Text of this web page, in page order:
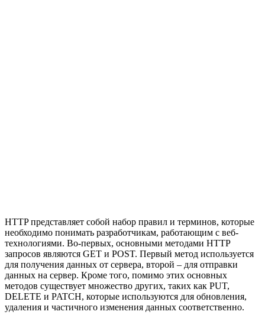
HTTP представляет собой набор правил и терминов, которые
необходимо понимать разработчикам, работающим с веб-
технологиями. Во-первых, основными методами HTTP
запросов являются GET и POST. Первый метод используется
для получения данных от сервера, второй – для отправки
данных на сервер. Кроме того, помимо этих основных
методов существует множество других, таких как PUT,
DELETE и PATCH, которые используются для обновления,
удаления и частичного изменения данных соответственно.